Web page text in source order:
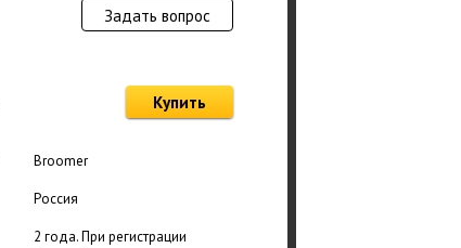
Задать вопрос
Купить
Broomer
Россия
2 года. При регистрации